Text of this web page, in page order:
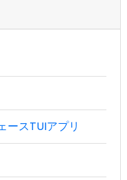
ースTUIアプリ